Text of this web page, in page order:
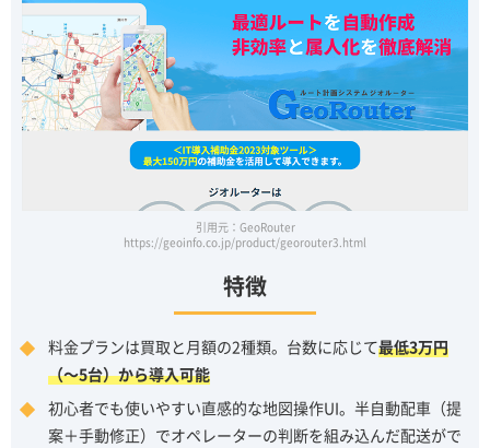
引用元：GeoRouter
https://geoinfo.co.jp/product/georouter3.html
特徴
料金プランは買取と月額の2種類。台数に応じて最低3万円
（～5台）から導入可能
初心者でも使いやすい直感的な地図操作UI。半自動配車（提
案＋手動修正）でオペレーターの判断を組み込んだ配送がで